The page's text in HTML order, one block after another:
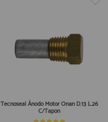
Tecnoseal Ánodo Motor Onan D.13 L.26
C/Tapón